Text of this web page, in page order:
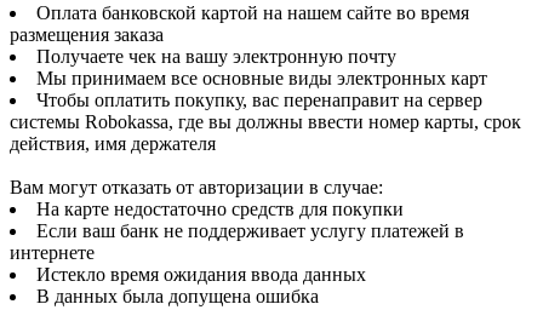
Оплата банковской картой на нашем сайте во время
размещения заказа
Получаете чек на вашу электронную почту
Мы принимаем все основные виды электронных карт
Чтобы оплатить покупку, вас перенаправит на сервер
системы Robokassa, где вы должны ввести номер карты, срок
действия, имя держателя
Вам могут отказать от авторизации в случае:
На карте недостаточно средств для покупки
Если ваш банк не поддерживает услугу платежей в
интернете
Истекло время ожидания ввода данных
В данных была допущена ошибка